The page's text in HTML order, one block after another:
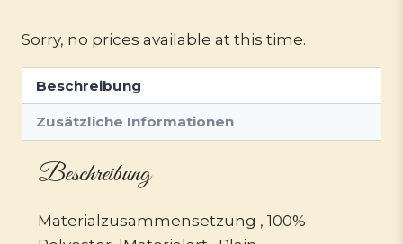
Sorry, no prices available at this time.
Beschreibung
Zusätzliche Informationen
Beschreibung
Materialzusammensetzung , 100%